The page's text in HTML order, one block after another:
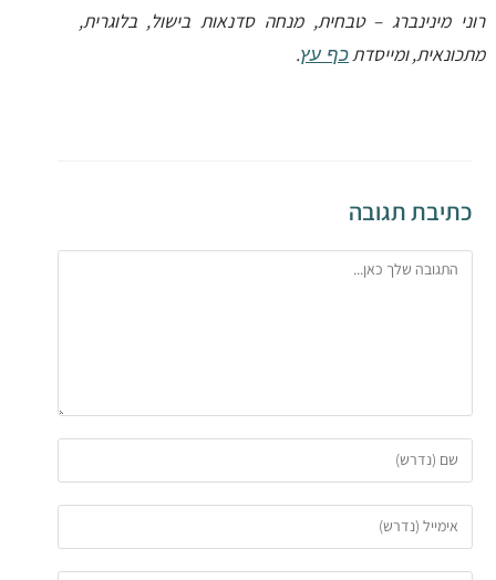
רוני מינינברג – טבחית, מנחה סדנאות בישול, בלוגרית,
מתכונאית, ומייסדתכף עץ.
כתיבת תגובה